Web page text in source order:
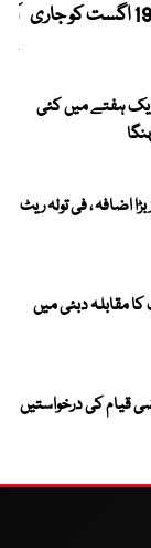
کیریبین پریمیئر لیگ ، قومی کرکٹرز کو این او سی 19 اگست کو جاری
ہفتے میں کئی
، فی تولہ ریٹ
اور بھارت کا مقابلہ دبئی میں
قیام کی درخواستیں